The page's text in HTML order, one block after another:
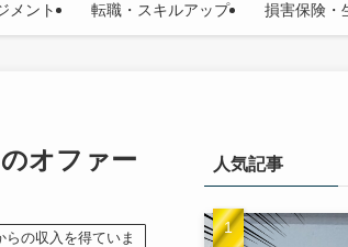
メント 転職・スキルアップ 損害保険・
オファー
の収入を得ていま
人気記事